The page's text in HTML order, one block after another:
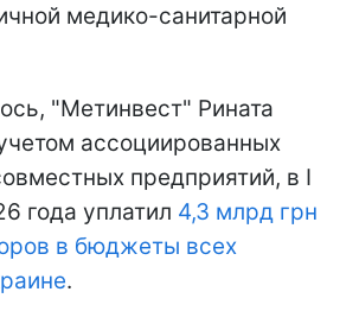
медико-санитарной
"Метинвест" Рината
ассоциированных
предприятий, в I
года уплатил 4,3 млрд грн
в бюджеты всех
.